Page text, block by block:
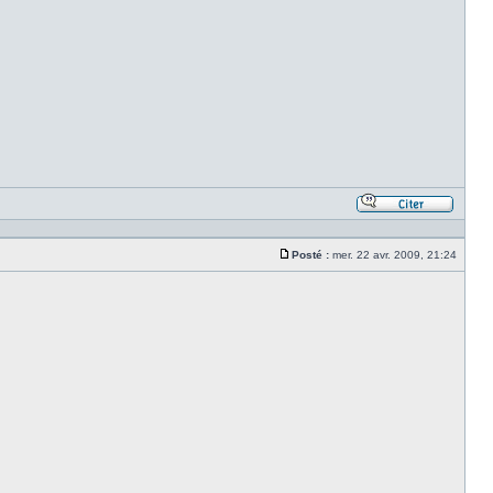
le
Posté : mer. 22 avr. 2009, 21:24